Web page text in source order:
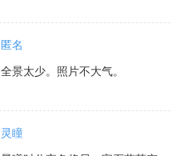
匿名
全景太少。照片不大气。
灵瞳